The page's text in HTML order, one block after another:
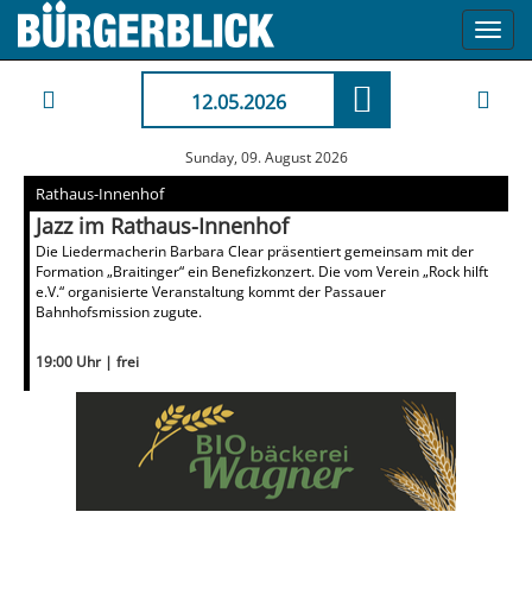
12.05.2026
Sunday, 09. August 2026
Rathaus-Innenhof
Jazz im Rathaus-Innenhof
Die Liedermacherin Barbara Clear präsentiert gemeinsam mit der
Formation „Braitinger“ ein Benefizkonzert. Die vom Verein „Rock hilft
e.V.“ organisierte Veranstaltung kommt der Passauer
Bahnhofsmission zugute.
19:00 Uhr | frei